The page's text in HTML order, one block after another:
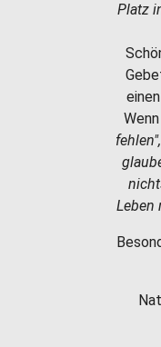
Platz
fehlen",
Leben